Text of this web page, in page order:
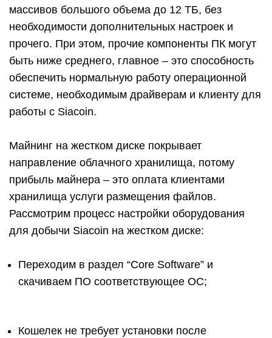
массивов большого объема до 12 ТБ, без
необходимости дополнительных настроек и
прочего. При этом, прочие компоненты ПК могут
быть ниже среднего, главное – это способность
обеспечить нормальную работу операционной
системе, необходимым драйверам и клиенту для
работы с Siacoin.
Майнинг на жестком диске покрывает
направление облачного хранилища, потому
прибыль майнера – это оплата клиентами
хранилища услуги размещения файлов.
Рассмотрим процесс настройки оборудования
для добычи Siacoin на жестком диске:
Переходим в раздел “Core Software” и
скачиваем ПО соответствующее ОС;
Кошелек не требует установки после